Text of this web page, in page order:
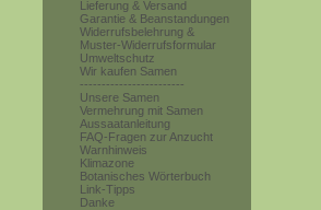
Lieferung & Versand
Garantie & Beanstandungen
Widerrufsbelehrung &
Muster-Widerrufsformular
Umweltschutz
Wir kaufen Samen
------------------------
Unsere Samen
Vermehrung mit Samen
Aussaatanleitung
FAQ-Fragen zur Anzucht
Warnhinweis
Klimazone
Botanisches Wörterbuch
Link-Tipps
Danke